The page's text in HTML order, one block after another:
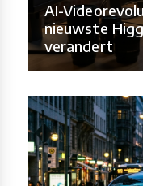
AI-
nieuwste
verandert